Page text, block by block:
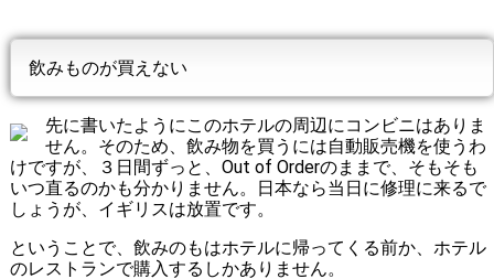
飲みものが買えない
先に書いたようにこのホテルの周辺にコンビニはありま
せん。そのため、飲み物を買うには自動販売機を使うわ
けですが、３日間ずっと、Out of Orderのままで、そもそも
いつ直るのかも分かりません。日本なら当日に修理に来るで
しょうが、イギリスは放置です。
ということで、飲みのもはホテルに帰ってくる前か、ホテル
のレストランで購入するしかありません。